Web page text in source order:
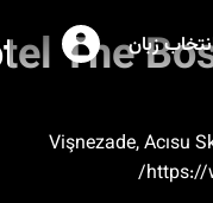
زبانThe
Vişnezade, Acısu
https://